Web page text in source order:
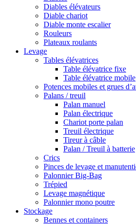
Diables élévateurs
Diable chariot
Diable monte escalier
Rouleurs
Plateaux roulants
Levage
Tables élévatrices
Table élévatrice fixe
Table élévatrice mobile
Potences mobiles et grues
Palans / treuil
Palan manuel
Palan électrique
Chariot porte palan
Treuil électrique
Tireur à câble
Palan / Treuil à batterie
Crics
Pinces de levage et
Palonnier Big-Bag
Trépied
Levage magnétique
Palonnier mono poutre
Stockage
Bennes et containers